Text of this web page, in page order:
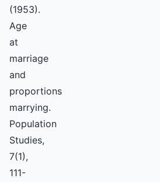
(1953).
Age
at
marriage
and
proportions
marrying.
Population
Studies,
7(1),
111-